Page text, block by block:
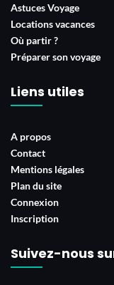
Astuces Voyage
Locations vacances
Où partir ?
Préparer son voyage
Liens utiles
A propos
Contact
Mentions légales
Plan du site
Connexion
Inscription
Suivez-nous